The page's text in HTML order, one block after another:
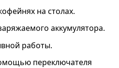
на столах.
аккумулятора.
работы.
переключателя